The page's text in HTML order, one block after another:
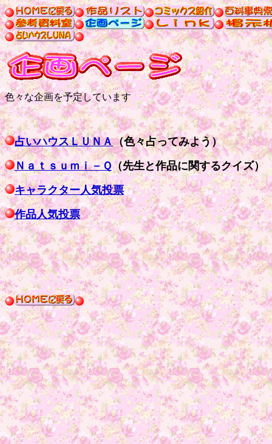
色々な企画を予定しています
占いハウスＬＵＮＡ（色々占ってみよう）
Ｎａｔｓｕｍｉ－Ｑ （先生と作品に関するクイズ）
キャラクター人気投票
作品人気投票